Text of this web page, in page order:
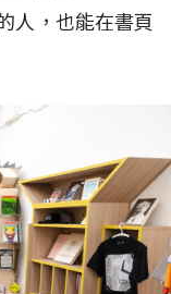
人，也能在書頁